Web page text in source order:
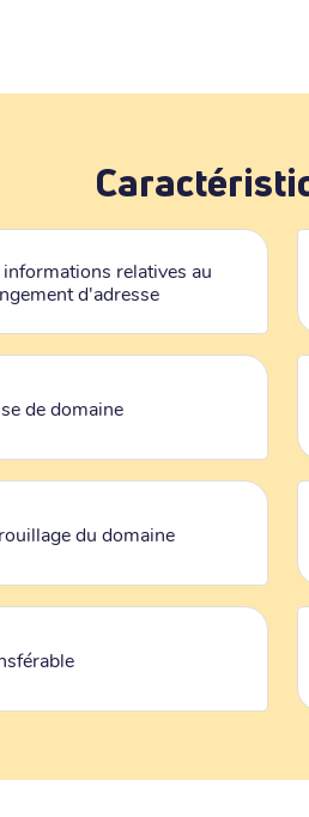
informations relatives au
d'adresse
de domaine
du domaine